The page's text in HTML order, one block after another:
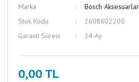
Marka
Bosch Aksesuarlar
Stok Kodu
2608602200
Garanti Süresi
24 Ay
0,00 TL